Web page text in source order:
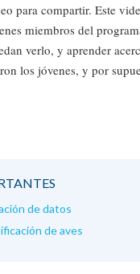
para compartir. Este
miembros del
verlo, y aprender
los jóvenes, y por
de datos
de aves